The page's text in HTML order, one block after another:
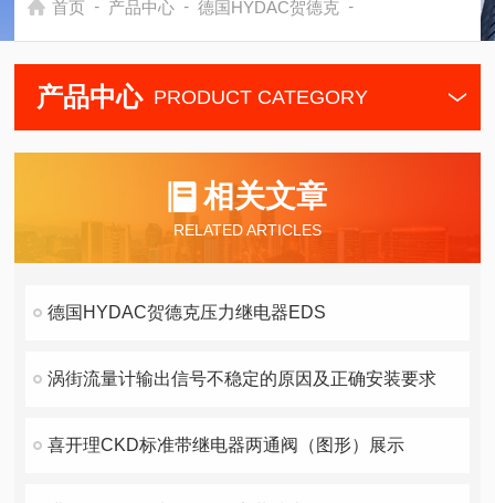
首页 - 产品中心 - 德国HYDAC贺德克 -
产品中心 PRODUCT CATEGORY
相关文章
RELATED ARTICLES
德国HYDAC贺德克压力继电器EDS
涡街流量计输出信号不稳定的原因及正确安装要求
喜开理CKD标准带继电器两通阀（图形）展示